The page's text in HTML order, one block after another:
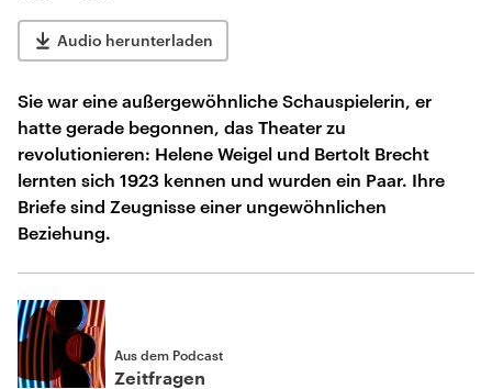
Audio herunterladen
Sie war eine außergewöhnliche Schauspielerin, er
hatte gerade begonnen, das Theater zu
revolutionieren: Helene Weigel und Bertolt Brecht
lernten sich 1923 kennen und wurden ein Paar. Ihre
Briefe sind Zeugnisse einer ungewöhnlichen
Beziehung.
Aus dem Podcast
Zeitfragen